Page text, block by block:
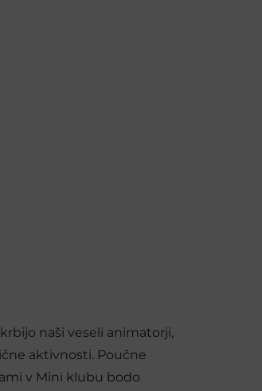
naši veseli animatorji,
aktivnosti. Poučne
v Mini klubu bodo